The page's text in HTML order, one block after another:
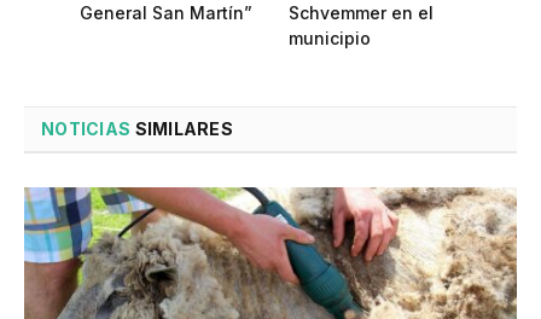
General San Martín”
Schvemmer en el
municipio
NOTICIAS SIMILARES